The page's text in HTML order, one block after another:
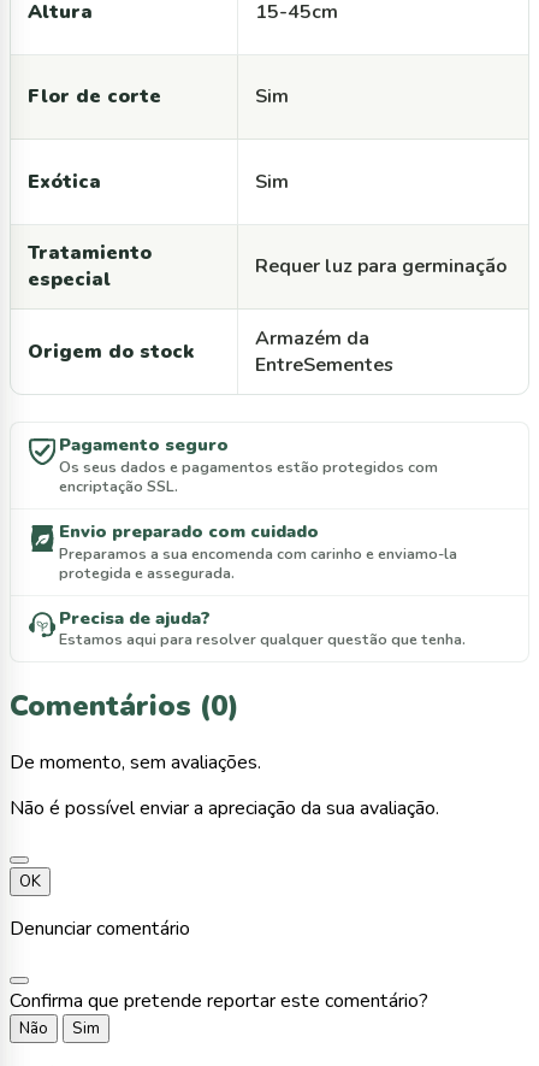
Altura 15-45cm
Flor de corte Sim
Exótica Sim
Tratamiento
especial
Requer luz para germinação
Origem do stock
Armazém da
EntreSementes
Pagamento seguro
Os seus dados e pagamentos estão protegidos com
encriptação SSL.
Envio preparado com cuidado
Preparamos a sua encomenda com carinho e enviamo-la
protegida e assegurada.
Precisa de ajuda?
Estamos aqui para resolver qualquer questão que tenha.
Comentários (0)
De momento, sem avaliações.
Não é possível enviar a apreciação da sua avaliação.
OK
Denunciar comentário
Confirma que pretende reportar este comentário?
Não Sim